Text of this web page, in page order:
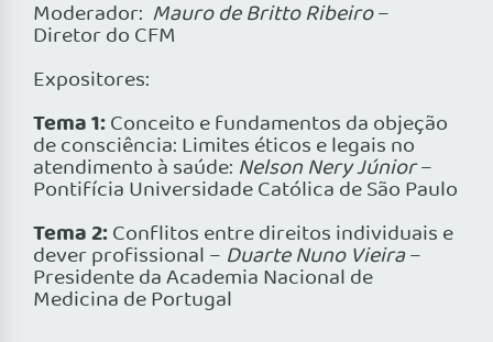
Moderador: Mauro de Britto Ribeiro–
Diretor do CFM
Expositores:
Tema 1:Conceito e fundamentos da objeção
de consciência: Limites éticos e legais no
atendimento à saúde: Nelson Nery Júnior–
Pontifícia Universidade Católica de São Paulo
Tema 2:Conflitos entre direitos individuais e
dever profissional – Duarte Nuno Vieira–
Presidente da Academia Nacional de
Medicina de Portugal